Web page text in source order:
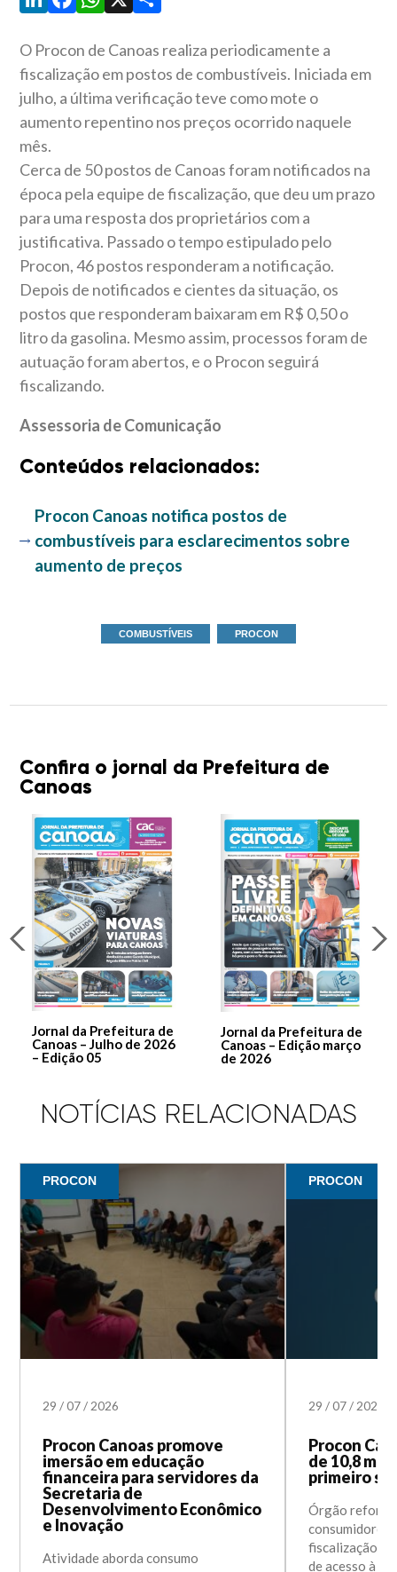
O Procon de Canoas realiza periodicamente a
fiscalização em postos de combustíveis. Iniciada em
julho, a última verificação teve como mote o
aumento repentino nos preços ocorrido naquele
mês.
Cerca de 50 postos de Canoas foram notificados na
época pela equipe de fiscalização, que deu um prazo
para uma resposta dos proprietários com a
justificativa. Passado o tempo estipulado pelo
Procon, 46 postos responderam a notificação.
Depois de notificados e cientes da situação, os
postos que responderam baixaram em R$ 0,50 o
litro da gasolina. Mesmo assim, processos foram de
autuação foram abertos, e o Procon seguirá
fiscalizando.
Assessoria de Comunicação
Conteúdos relacionados:
Procon Canoas notifica postos de
combustíveis para esclarecimentos sobre
aumento de preços
COMBUSTÍVEIS PROCON
Confira o jornal da Prefeitura de
Canoas
Jornal da Prefeitura de
Canoas – Julho de 2026
– Edição 05
Jornal da Prefeitura de
Canoas – Edição março
de 2026
NOTÍCIAS RELACIONADAS
PROCON
29/07/ 2026
Procon Canoas promove
imersão em educação
financeira para servidores da
Secretaria de
Desenvolvimento Econômico
e Inovação
Atividade aborda consumo
PROCON
29/07/ 2026
Procon
de 10,8 mil
primeiro
Órgão
consumidores
fiscalização e
de acesso à